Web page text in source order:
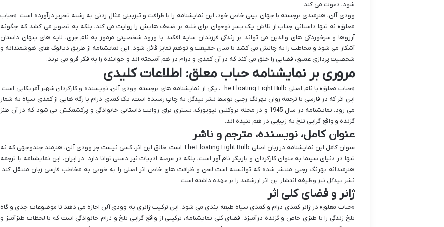
شود، دعوت می کند.
وودی آلن، هنرمندی برجسته با جهان بینی خاص خود، این نمایشنامه را با ظرافت و تیزبینی مثال زدنی به رشته تحریر درآورده است. «حباب
معلق» نه تنها داستانی جذاب از تلاش یک پسر نوجوان برای غلبه بر ضعف هایش را روایت می کند، بلکه به تصویر می کشد که چگونه
آرزوها و سرخوردگی های والدین می تواند بر زندگی فرزندان سایه افکند. با ورود شخصیتی مرموز به نام جری، لایه های پنهان داستان
آشکار می شود و مخاطب را به چالش می کشد تا میان حقیقت و توهم تمایز قائل شود. این نمایشنامه از طریق دیالوگ های هوشمندانه و
شخصیت پردازی عمیق، فضایی را خلق می کند که در آن کمدی و درام در هم آمیخته اند و خواننده را به فکر فرو می برند.
مروری بر نمایشنامه حباب معلق: اطلاعات کلیدی
«حباب معلق» با نام اصلی The Floating Light Bulb، یکی از نمایشنامه های برجسته وودی آلن، نویسنده و کارگردان شهیر آمریکایی است.
این اثر که در فارسی با ترجمه روان بهرنگ رجبی توسط نشر بیدگل به چاپ رسیده است، یک کمدی-درام با رگه هایی از کمدی سیاه به شمار
می رود. نمایشنامه در سال 1945 و در محله بروکلین نیویورک، بستری برای روایت داستانی خانوادگی و پرکشمکش می شود که در آن طنز
گزنده و واقع گرایی تلخ به زیبایی در هم تنیده اند.
عنوان کامل، نویسنده، مترجم و ناشر
عنوان کامل این نمایشنامه در زبان اصلی The Floating Light Bulb است. خالق این اثر، کسی نیست جز وودی آلن، هنرمند چندوجهی که نه
تنها در دنیای سینما به عنوان کارگردان و بازیگر نام آور است، بلکه در عرصه ادبیات نیز دستی توانا دارد. در ایران، این نمایشنامه با ترجمه
هنرمندانه بهرنگ رجبی منتشر شده که توانسته است لحن و ظرافت های خاص اثر اصلی را به خوبی به مخاطب فارسی زبان منتقل کند.
نشر بیدگل نیز وظیفه انتشار این اثر ارزشمند را بر عهده داشته است.
ژانر و فضای کلی اثر
«حباب معلق» در ژانر کمدی-درام و کمدی سیاه طبقه بندی می شود. این ترکیب ژانری به وودی آلن اجازه می دهد تا موضوعات جدی و گاه
تلخ زندگی را با طنزی خاص و گزنده درآمیزد. فضای کلی نمایشنامه، ترکیبی از واقع گرایی تلخ و درام خانوادگی است که با لحظات طنزآمیز و